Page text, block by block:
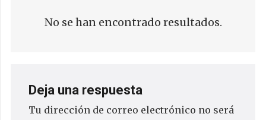
No se han encontrado resultados.
Deja una respuesta
Tu dirección de correo electrónico no será